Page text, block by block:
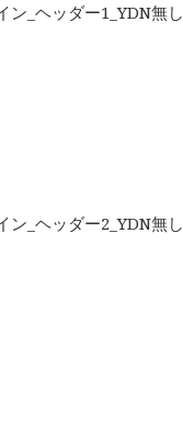
ン_ヘッダー1_YDN無し
ン_ヘッダー2_YDN無し